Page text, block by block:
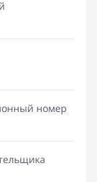
номер